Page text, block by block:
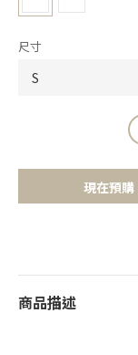
尺寸
現在預購
商品描述